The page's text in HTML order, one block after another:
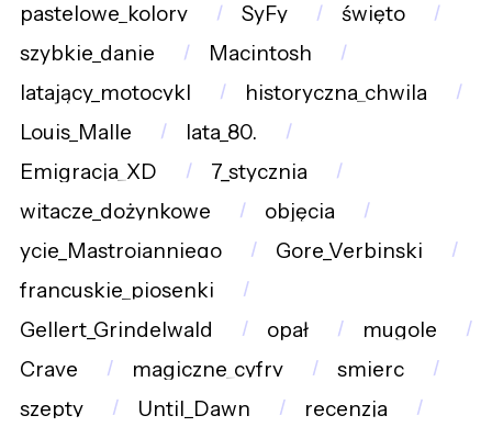
pastelowe_kolory
SyFy
święto
szybkie_danie
Macintosh
latający_motocykl
historyczna_chwila
Louis_Malle
lata_80.
Emigracja_XD
7_stycznia
witacze_dożynkowe
objęcia
ycie_Mastroianniego
Gore_Verbinski
francuskie_piosenki
Gellert_Grindelwald
opał
mugole
Crave
magiczne_cyfry
smierc
szepty
Until_Dawn
recenzja